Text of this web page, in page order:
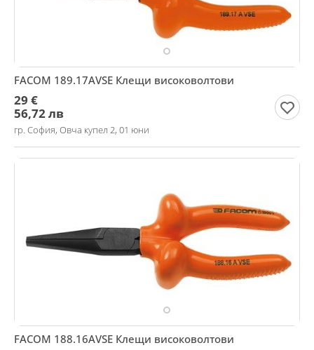
FACOM 189.17AVSE Клещи високоволтови
29 €
56,72 лв
гр. София, Овча купел 2, 01 юни
FACOM 188.16AVSE Клещи високоволтови